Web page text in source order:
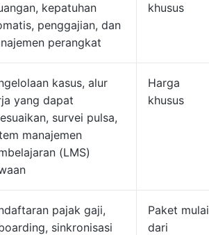
kepatuhan
penggajian, dan
perangkat
khusus
kasus, alur
yang dapat
survei pulsa,
manajemen
(LMS)
Harga
khusus
pajak gaji,
sinkronisasi
Paket mulai
dari